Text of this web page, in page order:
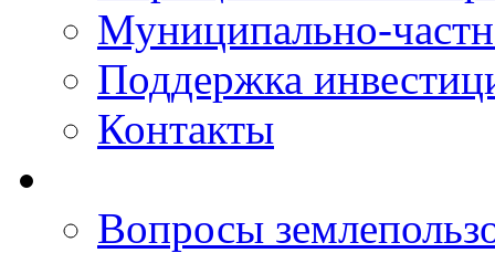
Муниципально-
Поддержка
Контакты
Вопросы